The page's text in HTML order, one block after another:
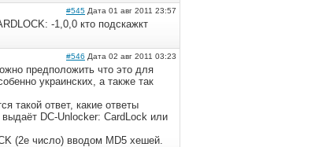
#545 Дата 01 авг 2011 23:57
-1,0,0 кто подскажкт
#546 Дата 02 авг 2011 03:23
предположить что это для
украинских, а также так
такой ответ, какие ответы
DC-Unlocker: CardLock или
(2е число) вводом MD5 хешей.